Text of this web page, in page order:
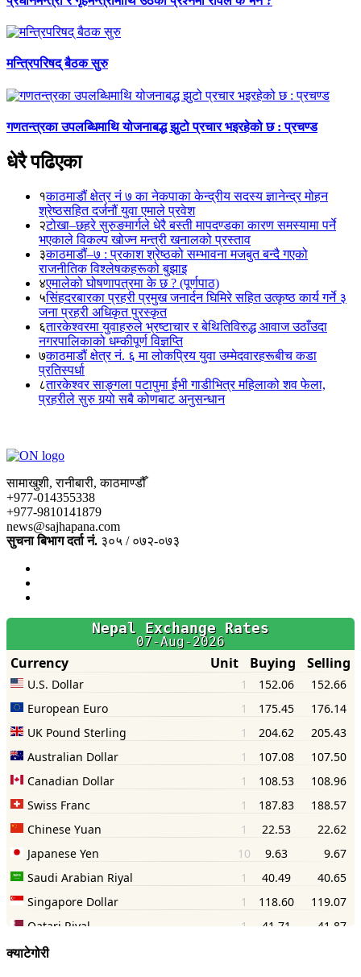
मन्त्रिपरिषद् बैठक सुरु
गणतन्त्रका उपलब्धिमाथि योजनाबद्ध झुटो प्रचार भइरहेको छ : प्रचण्ड
धेरै पढिएका
१काठमाडौं क्षेत्र नं ७ का नेकपाका केन्द्रीय सदस्य ज्ञानेन्द्र मोहन
श्रेष्ठसहित दर्जनौं युवा एमाले प्रवेश
२टोखा–छहरे सुरुङमार्गले धेरै बस्ती मापदण्डका कारण समस्यामा पर्ने
भएकाले विकल्प खोज्न मन्त्री खनालको प्रस्ताव
३काठमाडौं–७ : प्रकाश श्रेष्ठको सम्भावना मजबुत बन्दै गएको
राजनीतिक विश्लेषकहरूको बुझाइ
४एमालेको घोषणापत्रमा के छ ? (पूर्णपाठ)
५सिंहदरबारका प्रहरी प्रमुख जनार्दन घिमिरे सहित उत्कृष्ठ कार्य गर्ने ३
जना प्रहरी अधिकृत पुरस्कृत
६तारकेश्वरमा युवाहरुले भ्रष्टाचार र बेथितिविरुद्ध आवाज उठाँउदा
नगरपालिकाको धम्कीपूर्ण विज्ञप्ति
७काठमाडौं क्षेत्र नं. ६ मा लोकप्रिय युवा उम्मेदवारहरूबीच कडा
प्रतिस्पर्धा
८तारकेश्वर साङ्गला पटापुमा ईभी गाडीभित्र महिलाको शव फेला,
प्रहरीले सुरु गर्‍यो सबै कोणबाट अनुसन्धान
सामाखुशी, रानीबारी, काठमाण्डौँ
+977-014355338
+977-9810141879
news@sajhapana.com
सुचना बिभाग दर्ता नं. ३०५ / ०७२-०७३
क्याटेगोरी